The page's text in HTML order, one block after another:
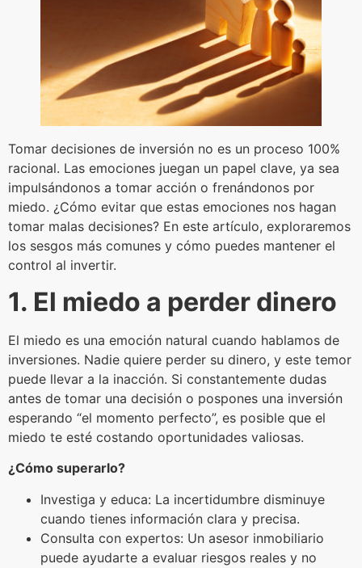
Tomar decisiones de inversión no es un proceso 100%
racional. Las emociones juegan un papel clave, ya sea
impulsándonos a tomar acción o frenándonos por
miedo. ¿Cómo evitar que estas emociones nos hagan
tomar malas decisiones? En este artículo, exploraremos
los sesgos más comunes y cómo puedes mantener el
control al invertir.
1. El miedo a perder dinero
El miedo es una emoción natural cuando hablamos de
inversiones. Nadie quiere perder su dinero, y este temor
puede llevar a la inacción. Si constantemente dudas
antes de tomar una decisión o pospones una inversión
esperando “el momento perfecto”, es posible que el
miedo te esté costando oportunidades valiosas.
¿Cómo superarlo?
Investiga y educa: La incertidumbre disminuye
cuando tienes información clara y precisa.
Consulta con expertos: Un asesor inmobiliario
puede ayudarte a evaluar riesgos reales y no